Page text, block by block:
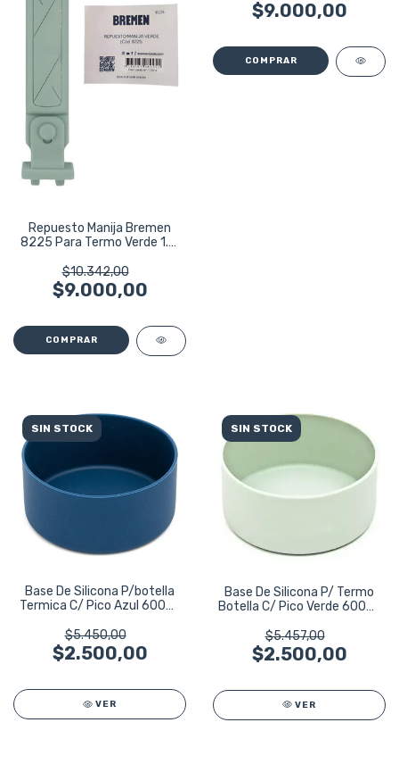
Repuesto Manija Bremen
8225 Para Termo Verde 1.2l
$10.342,00
$9.000,00
$9.000,00
SIN STOCK
Base De Silicona P/botella
Termica C/ Pico Azul 600ml
$5.450,00
$2.500,00
VER
SIN STOCK
Base De Silicona P/ Termo
Botella C/ Pico Verde 600ml
$5.457,00
$2.500,00
VER